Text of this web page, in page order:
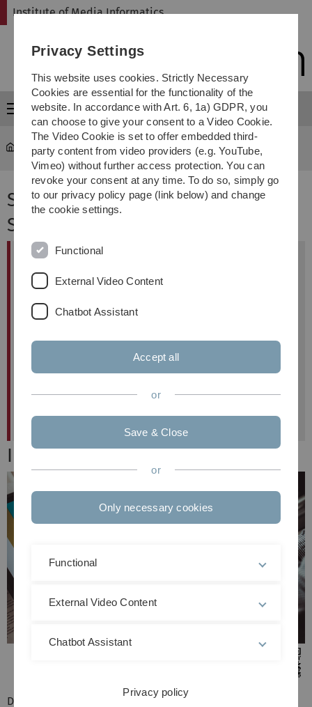
Skip
Skip
Skip
Skip
Institute of Media Informatics
Menu
MI ... Project Sketching with Hardware
Sketching with Hardware ,
Sommersemester 2025
Hinweistext English
We coordinate the projects and applied
Systems", "Human-Computer Interaction", and
through this
Please attend ourkick-off event on April 24th
at 12:15 in room O28/1002to be informed about
Inhalte
Die Teilnehmer enthalten zunächst eine Einführung in die
Privacy Settings
This website uses cookies. Strictly Necessary
Cookies are essential for the functionality of the
website. In accordance with Art. 6, 1a) GDPR, you
can choose to give your consent to a Video Cookie.
The Video Cookie is set to offer embedded third-
party content from video providers (e.g. YouTube,
Vimeo) without further access protection. You can
revoke your consent at any time. To do so, simply go
to our privacy policy page (link below) and change
the cookie settings.
Functional
External Video Content
Chatbot Assistant
Accept all
or
Save & Close
or
Only necessary cookies
Functional
External Video Content
Chatbot Assistant
Privacy policy